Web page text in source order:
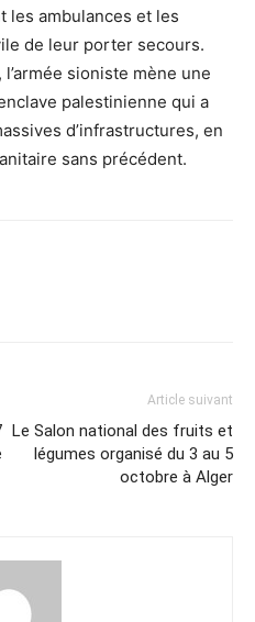
les ambulances et les
de leur porter secours.
sioniste mène une
palestinienne qui a
d’infrastructures, en
sans précédent.
Article suivant
Le Salon national des fruits et
légumes organisé du 3 au 5
octobre à Alger